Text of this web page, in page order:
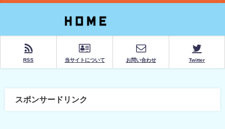
RSS 当サイトについて お問い合わせ Twitter
スポンサードリンク